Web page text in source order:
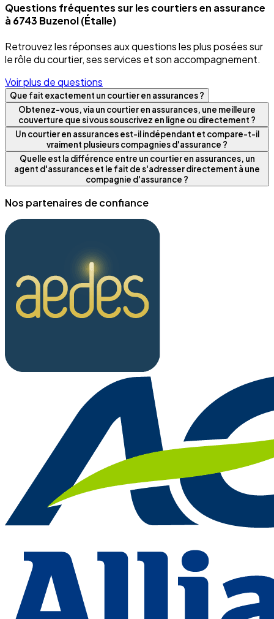
Questions fréquentes sur les courtiers en assurance
à 6743 Buzenol (Étalle)
Retrouvez les réponses aux questions les plus posées sur
le rôle du courtier, ses services et son accompagnement.
Voir plus de questions
Que fait exactement un courtier en assurances ?
Obtenez-vous, via un courtier en assurances, une meilleure
couverture que si vous souscrivez en ligne ou directement ?
Un courtier en assurances est-il indépendant et compare-t-il
vraiment plusieurs compagnies d'assurance ?
Quelle est la différence entre un courtier en assurances, un
agent d'assurances et le fait de s'adresser directement à une
compagnie d'assurance ?
Nos partenaires de confiance